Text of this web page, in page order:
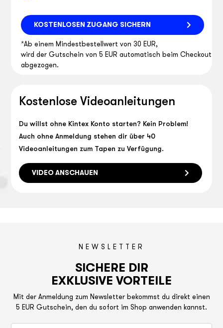
KOSTENLOSEN ZUGANG SICHERN
*Ab einem Mindestbestellwert von 30 EUR,
wird der Gutschein von 5 EUR automatisch beim Checkout
abgezogen.
Kostenlose Videoanleitungen
Du willst ohne Kintex Konto starten? Kein Problem!
Auch ohne Anmeldung stehen dir über 40
Videoanleitungen zum Tapen zu Verfügung.
VIDEO ANSCHAUEN
NEWSLETTER
SICHERE DIR
EXKLUSIVE VORTEILE
Mit der Anmeldung zum Newsletter bekommst du direkt einen
5 EUR Gutschein, den du sofort im Shop anwenden kannst.